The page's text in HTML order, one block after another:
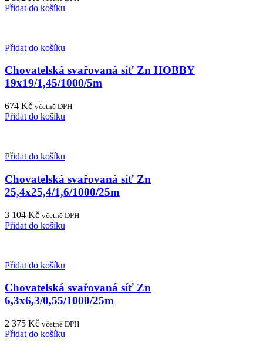
Přidat do košíku
Přidat do košíku
Chovatelská svařovaná síť Zn HOBBY
19x19/1,45/1000/5m
674 Kč včetně DPH
Přidat do košíku
Přidat do košíku
Chovatelská svařovaná síť Zn
25,4x25,4/1,6/1000/25m
3 104 Kč včetně DPH
Přidat do košíku
Přidat do košíku
Chovatelská svařovaná síť Zn
6,3x6,3/0,55/1000/25m
2 375 Kč včetně DPH
Přidat do košíku